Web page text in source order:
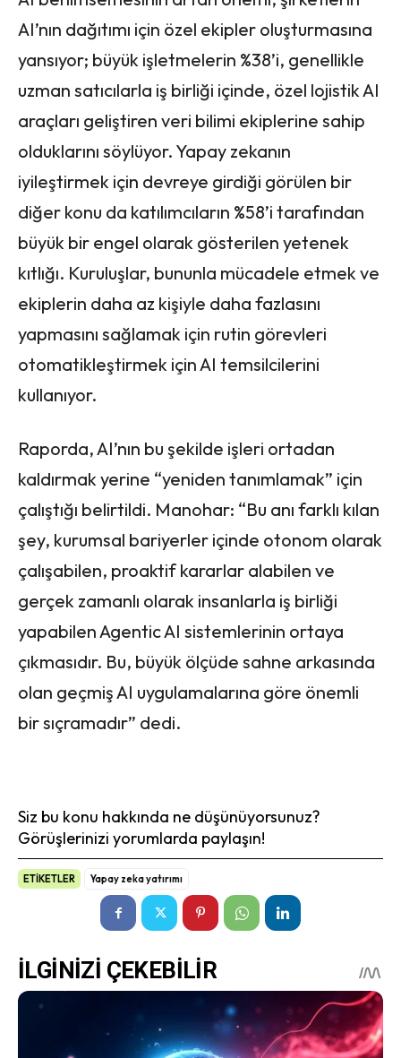
AI’nın dağıtımı için özel ekipler oluşturmasına
yansıyor; büyük işletmelerin %38’i, genellikle
uzman satıcılarla iş birliği içinde, özel lojistik AI
araçları geliştiren veri bilimi ekiplerine sahip
olduklarını söylüyor. Yapay zekanın
iyileştirmek için devreye girdiği görülen bir
diğer konu da katılımcıların %58’i tarafından
büyük bir engel olarak gösterilen yetenek
kıtlığı. Kuruluşlar, bununla mücadele etmek ve
ekiplerin daha az kişiyle daha fazlasını
yapmasını sağlamak için rutin görevleri
otomatikleştirmek için AI temsilcilerini
kullanıyor.
Raporda, AI’nın bu şekilde işleri ortadan
kaldırmak yerine “yeniden tanımlamak” için
çalıştığı belirtildi. Manohar: “Bu anı farklı kılan
şey, kurumsal bariyerler içinde otonom olarak
çalışabilen, proaktif kararlar alabilen ve
gerçek zamanlı olarak insanlarla iş birliği
yapabilen Agentic AI sistemlerinin ortaya
çıkmasıdır. Bu, büyük ölçüde sahne arkasında
olan geçmiş AI uygulamalarına göre önemli
bir sıçramadır” dedi.
Siz bu konu hakkında ne düşünüyorsunuz?
Görüşlerinizi yorumlarda paylaşın!
ETİKETLER Yapay zeka yatırımı